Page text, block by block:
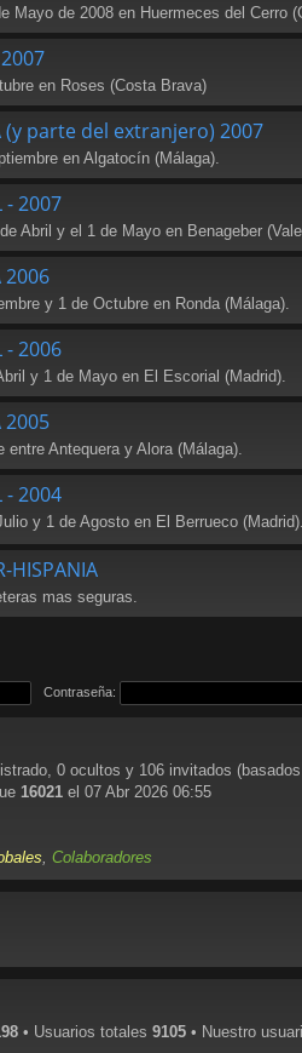
Mayo de 2008 en Huermeces del Cerro
en Roses (Costa Brava)
(y parte del extranjero) 2007
en Algatocín (Málaga).
- 2007
Abril y el 1 de Mayo en Benageber
2006
y 1 de Octubre en Ronda (Málaga).
- 2006
y 1 de Mayo en El Escorial (Madrid).
2005
Antequera y Alora (Málaga).
- 2004
y 1 de Agosto en El Berrueco (Madrid).
HISPANIA
mas seguras.
Contraseña:
0 ocultos y 106 invitados
16021 el 07 Abr 2026 06:55
, Colaboradores
• Usuarios totales 9105 • Nuestro